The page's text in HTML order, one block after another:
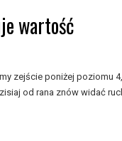
wartość
zejście poniżej poziomu
od rana znów widać